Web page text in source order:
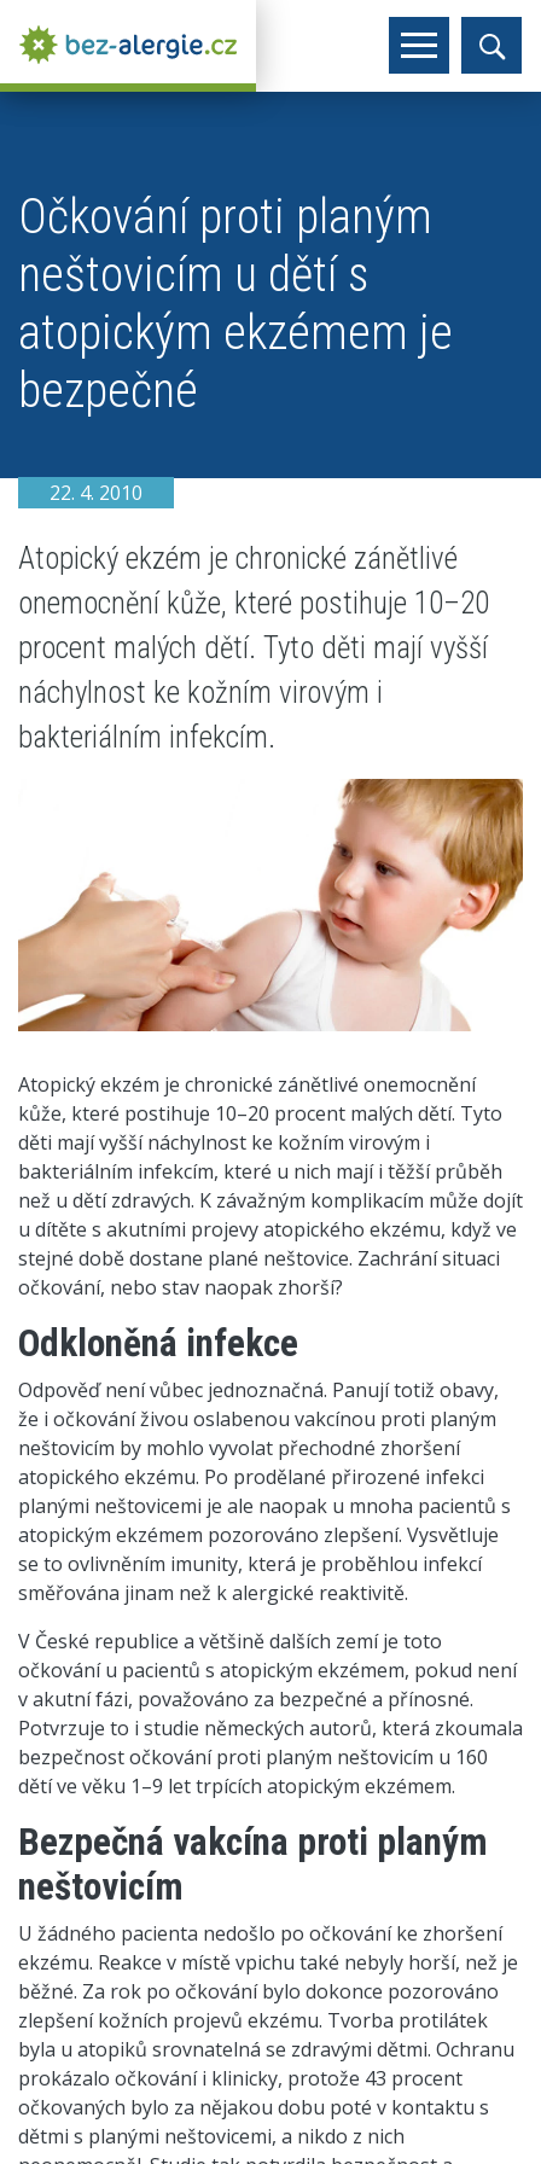
Očkování proti planým
neštovicím u dětí s
atopickým ekzémem je
bezpečné
22. 4. 2010
Atopický ekzém je chronické zánětlivé
onemocnění kůže, které postihuje 10–20
procent malých dětí. Tyto děti mají vyšší
náchylnost ke kožním virovým i
bakteriálním infekcím.
Atopický ekzém je chronické zánětlivé onemocnění
kůže, které postihuje 10–20 procent malých dětí. Tyto
děti mají vyšší náchylnost ke kožním virovým i
bakteriálním infekcím, které u nich mají i těžší průběh
než u dětí zdravých. K závažným komplikacím může dojít
u dítěte s akutními projevy atopického ekzému, když ve
stejné době dostane plané neštovice. Zachrání situaci
očkování, nebo stav naopak zhorší?
Odkloněná infekce
Odpověď není vůbec jednoznačná. Panují totiž obavy,
že i očkování živou oslabenou vakcínou proti planým
neštovicím by mohlo vyvolat přechodné zhoršení
atopického ekzému. Po prodělané přirozené infekci
planými neštovicemi je ale naopak u mnoha pacientů s
atopickým ekzémem pozorováno zlepšení. Vysvětluje
se to ovlivněním imunity, která je proběhlou infekcí
směřována jinam než k alergické reaktivitě.
V České republice a většině dalších zemí je toto
očkování u pacientů s atopickým ekzémem, pokud není
v akutní fázi, považováno za bezpečné a přínosné.
Potvrzuje to i studie německých autorů, která zkoumala
bezpečnost očkování proti planým neštovicím u 160
dětí ve věku 1–9 let trpících atopickým ekzémem.
Bezpečná vakcína proti planým
neštovicím
U žádného pacienta nedošlo po očkování ke zhoršení
ekzému. Reakce v místě vpichu také nebyly horší, než je
běžné. Za rok po očkování bylo dokonce pozorováno
zlepšení kožních projevů ekzému. Tvorba protilátek
byla u atopiků srovnatelná se zdravými dětmi. Ochranu
prokázalo očkování i klinicky, protože 43 procent
očkovaných bylo za nějakou dobu poté v kontaktu s
dětmi s planými neštovicemi, a nikdo z nich